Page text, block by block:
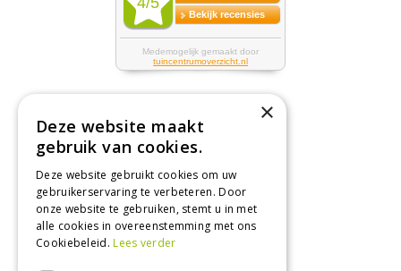
Tuincentrum
Nieuws
Tuintips
Tuincentrum
×
Deze website maakt
gebruik van cookies.
Deze website gebruikt cookies om uw
gebruikerservaring te verbeteren. Door
onze website te gebruiken, stemt u in met
alle cookies in overeenstemming met ons
Cookiebeleid.Lees verder